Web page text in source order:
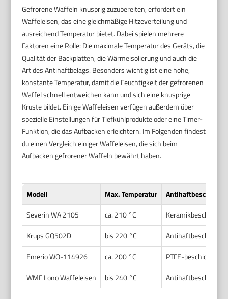
Gefrorene Waffeln knusprig zuzubereiten, erfordert ein
Waffeleisen, das eine gleichmäßige Hitzeverteilung und
ausreichend Temperatur bietet. Dabei spielen mehrere
Faktoren eine Rolle: Die maximale Temperatur des Geräts, die
Qualität der Backplatten, die Wärmeisolierung und auch die
Art des Antihaftbelags. Besonders wichtig ist eine hohe,
konstante Temperatur, damit die Feuchtigkeit der gefrorenen
Waffel schnell entweichen kann und sich eine knusprige
Kruste bildet. Einige Waffeleisen verfügen außerdem über
spezielle Einstellungen für Tiefkühlprodukte oder eine Timer-
Funktion, die das Aufbacken erleichtern. Im Folgenden findest
du einen Vergleich einiger Waffeleisen, die sich beim
Aufbacken gefrorener Waffeln bewährt haben.
Modell Max. Temperatur
Severin WA 2105
ca. 210 °C
Krups GQ502D
bis 220 °C
Emerio WO-114926
ca. 200 °C
PTFE-beschichtet
WMF Lono Waffeleisen
bis 240 °C